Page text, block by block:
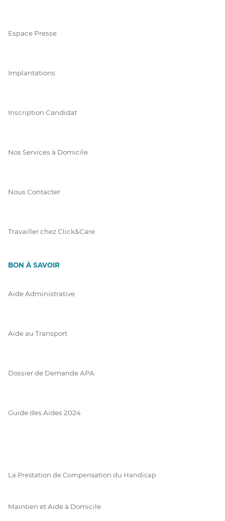
Espace Presse
Implantations
Inscription Candidat
Nos Services à Domicile
Nous Contacter
Travailler chez Click&Care
BON À SAVOIR
Aide Administrative
Aide au Transport
Dossier de Demande APA
Guide des Aides 2024
La Prestation de Compensation du Handicap
Maintien et Aide à Domicile